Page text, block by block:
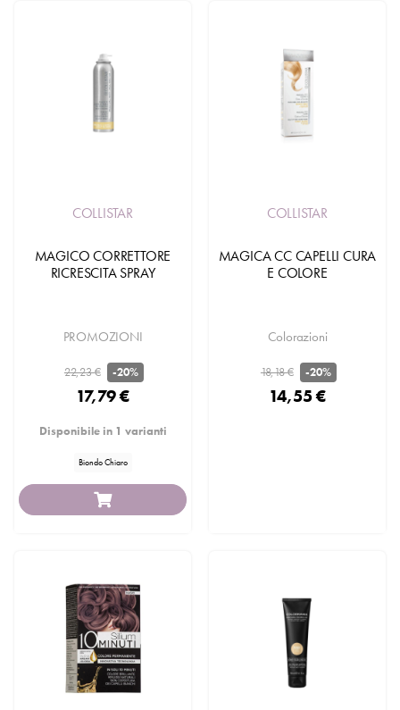
COLLISTAR
MAGICO CORRETTORE
RICRESCITA SPRAY
PROMOZIONI
22,23 € -20%
17,79 €
Disponibile in 1 varianti
Biondo Chiaro
COLLISTAR
MAGICA CC CAPELLI CURA
E COLORE
Colorazioni
18,18 € -20%
14,55 €